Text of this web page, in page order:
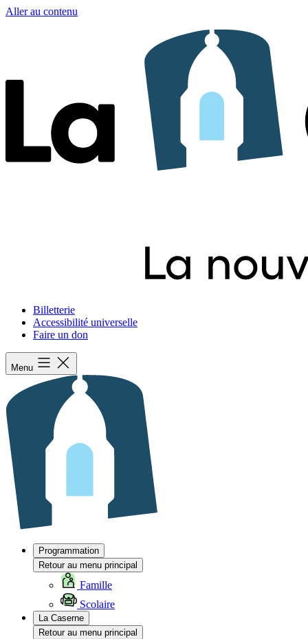
Aller au contenu
Billetterie
Accessibilité universelle
Faire un don
Menu
Programmation
Retour au menu principal
Famille
Scolaire
La Caserne
Retour au menu principal